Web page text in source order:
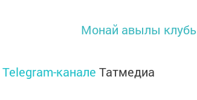
Монай авылы
Telegram-канале Татмедиа